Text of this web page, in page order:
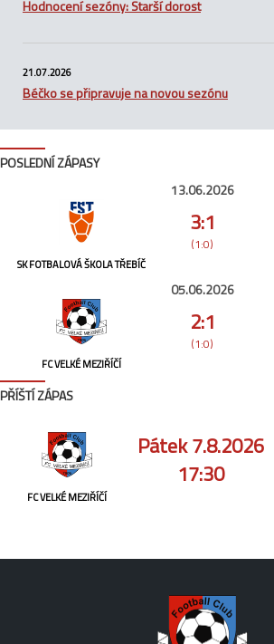
Hodnocení sezóny: Starší dorost
21.07.2026
Béčko se připravuje na novou sezónu
POSLEDNÍ ZÁPASY
SK FOTBALOVÁ ŠKOLA TŘEBÍČ
13.06.2026
3:1
(1:0)
FC VELKÉ MEZIŘÍČÍ
05.06.2026
2:1
(1:0)
PŘÍŠTÍ ZÁPAS
FC VELKÉ MEZIŘÍČÍ
Pátek 7.8.2026
17:30